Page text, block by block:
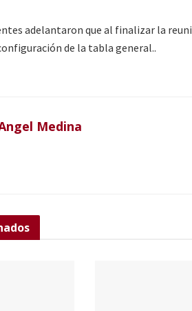
adelantaron que al finalizar la
de la tabla general..
Medina